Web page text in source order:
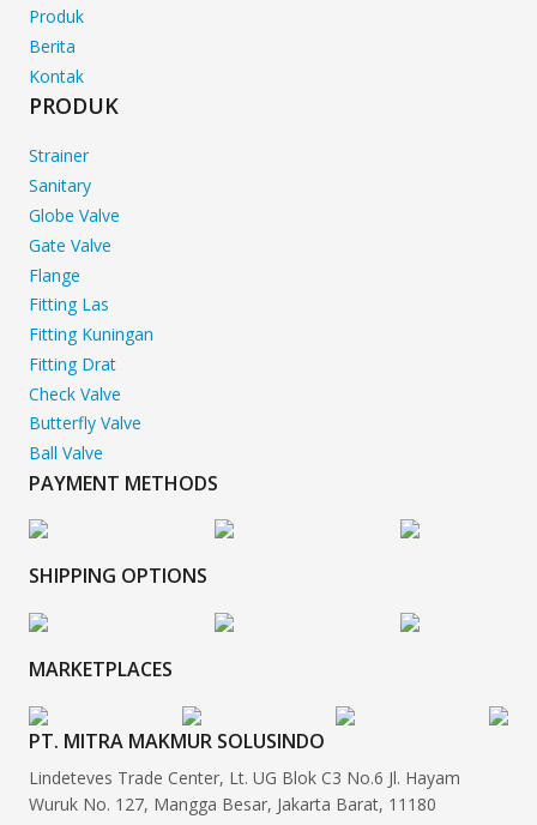
Produk
Berita
Kontak
PRODUK
Strainer
Sanitary
Globe Valve
Gate Valve
Flange
Fitting Las
Fitting Kuningan
Fitting Drat
Check Valve
Butterfly Valve
Ball Valve
PAYMENT METHODS
SHIPPING OPTIONS
MARKETPLACES
PT. MITRA MAKMUR SOLUSINDO
Lindeteves Trade Center, Lt. UG Blok C3 No.6 Jl. Hayam
Wuruk No. 127, Mangga Besar, Jakarta Barat, 11180